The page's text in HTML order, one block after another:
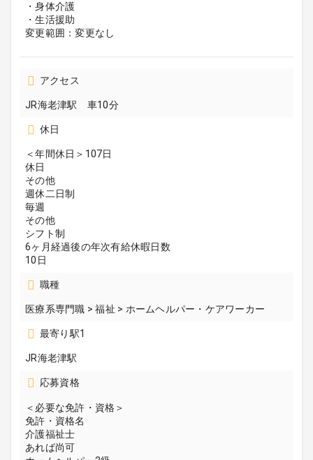
・身体介護
・生活援助
変更範囲：変更なし
アクセス
JR海老津駅 車10分
休日
＜年間休日＞107日
休日
その他
週休二日制
毎週
その他
シフト制
6ヶ月経過後の年次有給休暇日数
10日
職種
医療系専門職 > 福祉 > ホームヘルパー・ケアワーカー
最寄り駅1
JR海老津駅
応募資格
＜必要な免許・資格＞
免許・資格名
介護福祉士
あれば尚可